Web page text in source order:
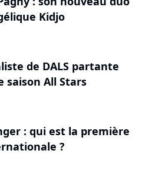
Kidjo
de DALS partante
saison All Stars
: qui est la première
?